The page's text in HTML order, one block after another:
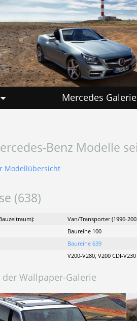
Mercedes Galerie
Benz Modelle
Modellübersicht
(638)
Van/Transporter (1996-
Baureihe 100
Baureihe 639
V200-V280, V200 CDI-
der Wallpaper-Galerie